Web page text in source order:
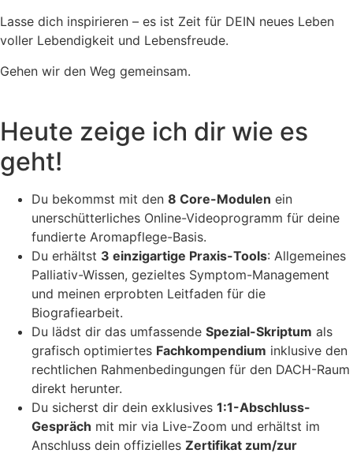
Lasse dich inspirieren – es ist Zeit für DEIN neues Leben
voller Lebendigkeit und Lebensfreude.
Gehen wir den Weg gemeinsam.
Heute zeige ich dir wie es
geht!​
Du bekommst mit den 8 Core-Modulen ein
unerschütterliches Online-Videoprogramm für deine
fundierte Aromapflege-Basis.
Du erhältst 3 einzigartige Praxis-Tools: Allgemeines
Palliativ-Wissen, gezieltes Symptom-Management
und meinen erprobten Leitfaden für die
Biografiearbeit.
Du lädst dir das umfassende Spezial-Skriptum als
grafisch optimiertes Fachkompendium inklusive den
rechtlichen Rahmenbedingungen für den DACH-Raum
direkt herunter.
Du sicherst dir dein exklusives 1:1-Abschluss-
Gespräch mit mir via Live-Zoom und erhältst im
Anschluss dein offizielles Zertifikat zum/zur